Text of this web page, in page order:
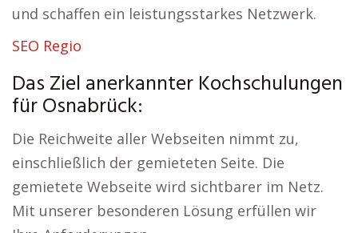
und schaffen ein leistungsstarkes Netzwerk.
SEO Regio
Das Ziel anerkannter Kochschulungen
für Osnabrück:
Die Reichweite aller Webseiten nimmt zu,
einschließlich der gemieteten Seite. Die
gemietete Webseite wird sichtbarer im Netz.
Mit unserer besonderen Lösung erfüllen wir